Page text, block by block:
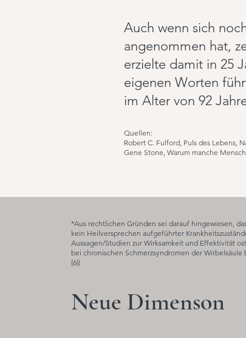
Auch wenn sich
angenommen hat,
erzielte damit in 25
eigenen Worten
im Alter von 92
Quellen:
Robert C. Fulford, Puls des Lebens,
Gene Stone, Warum manche
*Aus rechtlichen Gründen sei darauf hingewiesen,
kein Heilversprechen aufgeführter
Aussagen/Studien zur Wirksamkeit und Effektivität
bei chronischen Schmerzsyndromen der
(6))
Neue Dimenson